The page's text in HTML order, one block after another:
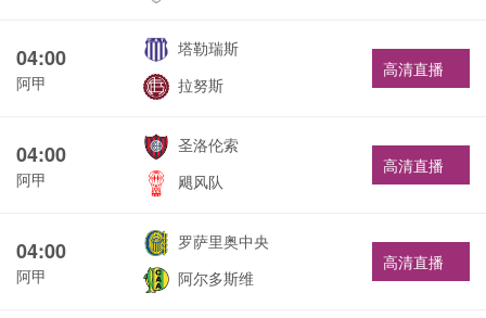
04:00
阿甲
塔勒瑞斯
拉努斯
高清直播
04:00
阿甲
圣洛伦索
飓风队
高清直播
04:00
阿甲
罗萨里奥中央
阿尔多斯维
高清直播